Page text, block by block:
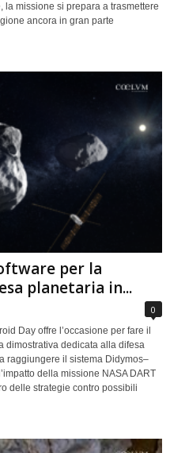
la missione si prepara a trasmettere
ancora in gran parte
per la
planetaria in...
0
Day offre l’occasione per fare il
dimostrativa dedicata alla difesa
raggiungere il sistema Didymos–
della missione NASA DART
delle strategie contro possibili